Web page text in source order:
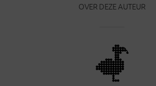
OVER DEZE AUTEUR